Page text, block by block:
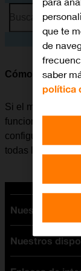
Busca por
Cómo
Si el móvil
funciona bien,
configuración
todas las
Nuestras tarifas
Tarifas Orange
Tarifas fibra y
Nuestros
que te
de
saber
política